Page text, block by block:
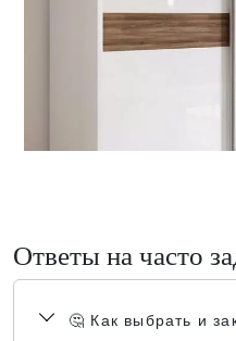
Ответы на часто
🤔 Как выбрать и